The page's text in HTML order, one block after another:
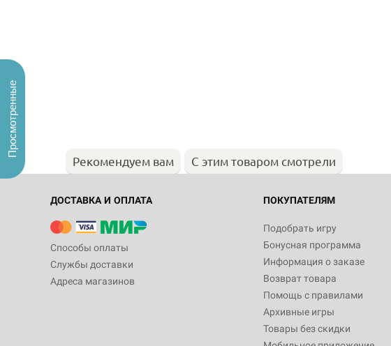
Рекомендуем вам С этим товаром смотрели
ДОСТАВКА И ОПЛАТА
Способы оплаты
Службы доставки
Адреса магазинов
ПОКУПАТЕЛЯМ
Подобрать игру
Бонусная программа
Информация о заказе
Возврат товара
Помощь с правилами
Архивные игры
Товары без скидки
Просмотренные